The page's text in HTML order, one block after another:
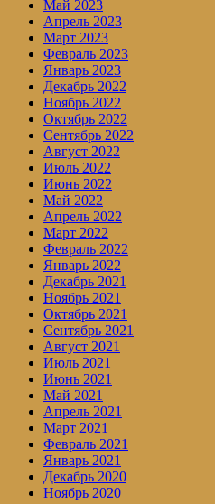
Май 2023
Апрель 2023
Март 2023
Февраль 2023
Январь 2023
Декабрь 2022
Ноябрь 2022
Октябрь 2022
Сентябрь 2022
Август 2022
Июль 2022
Июнь 2022
Май 2022
Апрель 2022
Март 2022
Февраль 2022
Январь 2022
Декабрь 2021
Ноябрь 2021
Октябрь 2021
Сентябрь 2021
Август 2021
Июль 2021
Июнь 2021
Май 2021
Апрель 2021
Март 2021
Февраль 2021
Январь 2021
Декабрь 2020
Ноябрь 2020